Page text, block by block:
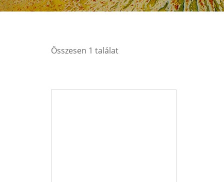
Összesen 1 találat